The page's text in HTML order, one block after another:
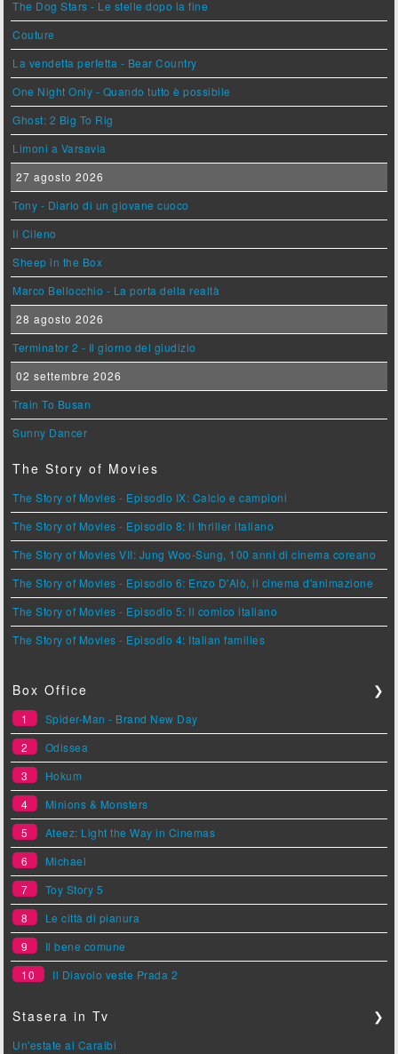
The Dog Stars - Le stelle dopo la fine
Couture
La vendetta perfetta - Bear Country
One Night Only - Quando tutto è possibile
Ghost: 2 Big To Rig
Limoni a Varsavia
27 agosto 2026
Tony - Diario di un giovane cuoco
Il Cileno
Sheep in the Box
Marco Bellocchio - La porta della realtà
28 agosto 2026
Terminator 2 - Il giorno del giudizio
02 settembre 2026
Train To Busan
Sunny Dancer
The Story of Movies
The Story of Movies - Episodio IX: Calcio e campioni
The Story of Movies - Episodio 8: Il thriller italiano
The Story of Movies VII: Jung Woo-Sung, 100 anni di cinema coreano
The Story of Movies - Episodio 6: Enzo D'Alò, il cinema d'animazione
The Story of Movies - Episodio 5: Il comico italiano
The Story of Movies - Episodio 4: Italian families
Box Office ❯
1
Spider-Man - Brand New Day
2
Odissea
3
Hokum
4
Minions & Monsters
5
Ateez: Light the Way in Cinemas
6
Michael
7
Toy Story 5
8
Le città di pianura
9
Il bene comune
10
Il Diavolo veste Prada 2
Stasera in Tv ❯
Un'estate ai Caraibi